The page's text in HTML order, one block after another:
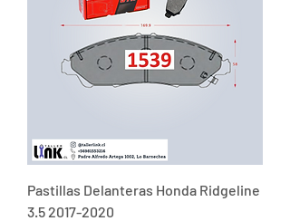
Pastillas Delanteras Honda Ridgeline
3.5 2017-2020